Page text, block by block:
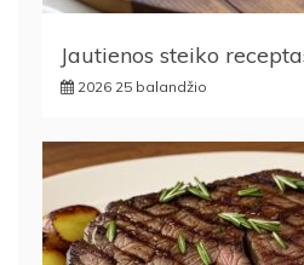
Jautienos steiko
2026 25 balandžio